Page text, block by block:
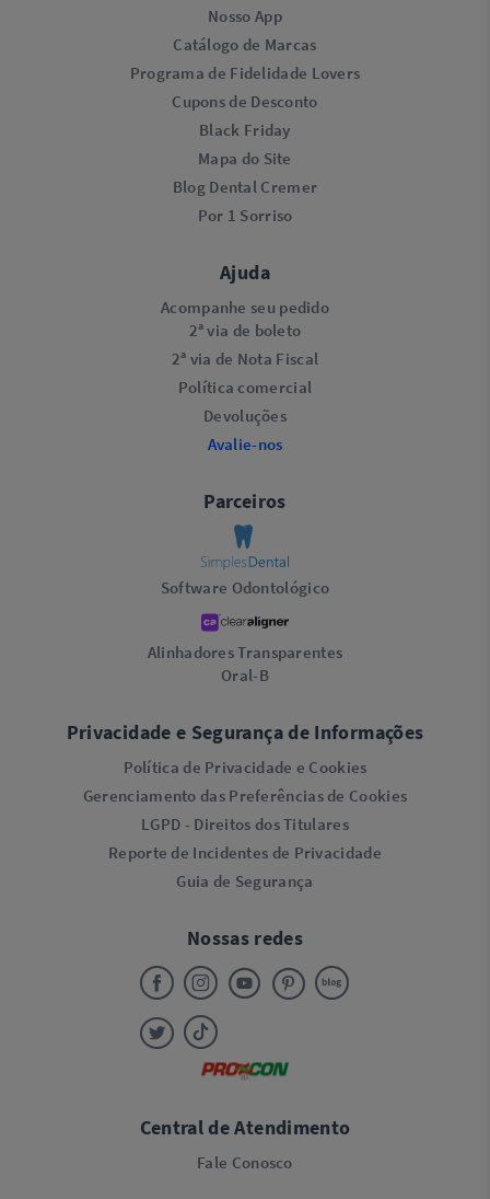
Nosso App
Catálogo de Marcas
Programa de Fidelidade Lovers​
Cupons de Desconto
Black Friday
Mapa do Site
Blog Dental Cremer
Por 1 Sorriso
Ajuda
Acompanhe seu pedido
2ª via de boleto
2ª via de Nota Fiscal
Política comercial
Devoluções
Avalie-nos
Parceiros
Software Odontológico
Alinhadores Transparentes
Oral-B
Privacidade e Segurança de Informações
Política de Privacidade e Cookies
Gerenciamento das Preferências de Cookies
LGPD - Direitos dos Titulares
Reporte de Incidentes de Privacidade
Guia de Segurança
Nossas redes
Central de Atendimento
Fale Conosco